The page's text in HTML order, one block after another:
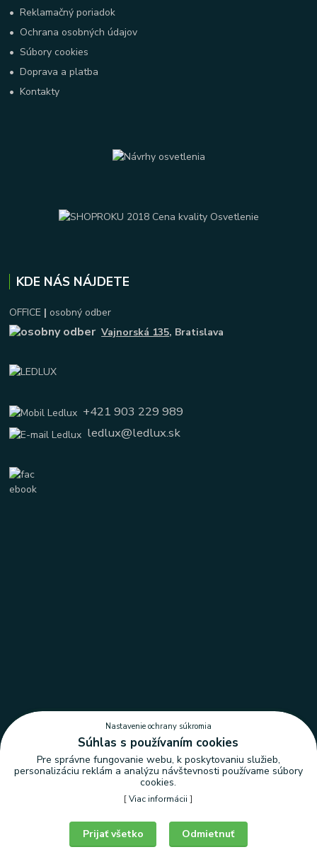
•Reklamačný poriadok
• Ochrana osobných údajov
•Súbory cookies
•Doprava a platba
•Kontakty
KDE NÁS NÁJDETE
OFFICE | osobný odber
Vajnorská 135, Bratislava
+421 903 229 989
ledlux@ledlux.sk
Nastavenie ochrany súkromia
Nastavenie ochrany súkromia
Súhlas s používaním cookies
Pre správne fungovanie webu, k poskytovaniu služieb,
personalizáciu reklám a analýzu návštevnosti používame súbory
cookies.
[Viac informácii ]
Odmietnuť
Prijať všetko